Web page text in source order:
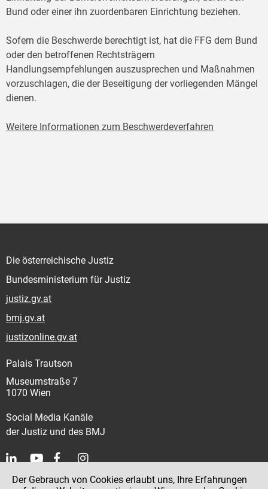
Bund oder einer ihn zuordenbaren Einrichtung beziehen.
Sofern die Beschwerde berechtigt ist, hat die FFG dem Bund
oder den betroffenen Rechtsträgern
Handlungsempfehlungen auszusprechen und Maßnahmen
vorzuschlagen, die der Beseitigung der vorliegenden Mängel
dienen.
Weitere Informationen zum Beschwerdeverfahren
Die österreichische Justiz
Bundesministerium für Justiz
justiz.gv.at
bmj.gv.at
justizonline.gv.at
Palais Trautson
Museumstraße 7
1070 Wien
Social Media Kanäle
der Justiz und des BMJ
Kontakt
Der Gebrauch von Cookies erlaubt uns, Ihre Erfahrungen